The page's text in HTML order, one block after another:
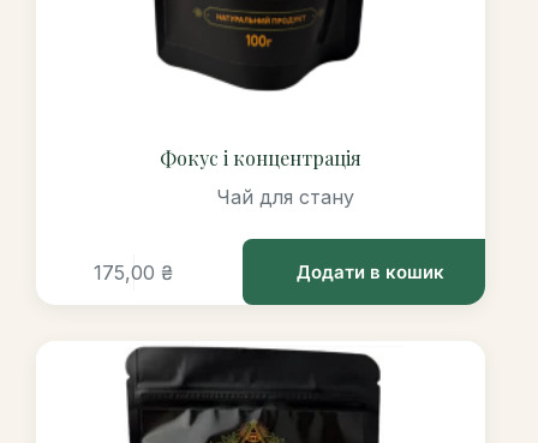
Фокус і концентрація
Чай для стану
175,00 ₴ Додати в кошик